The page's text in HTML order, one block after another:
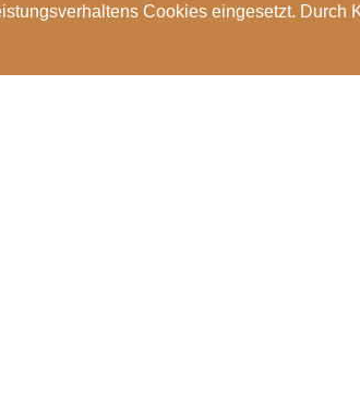
Cookies eingesetzt. Durch